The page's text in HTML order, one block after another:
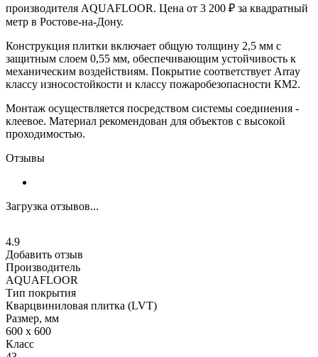
производителя AQUAFLOOR. Цена от 3 200 ₽ за квадратный
метр в Ростове-на-Дону.
Конструкция плитки включает общую толщину 2,5 мм с
защитным слоем 0,55 мм, обеспечивающим устойчивость к
механическим воздействиям. Покрытие соответствует Array
классу износостойкости и классу пожаробезопасности КМ2.
Монтаж осуществляется посредством системы соединения -
клеевое. Материал рекомендован для объектов с высокой
проходимостью.
Отзывы
Загрузка отзывов...
4.9
Добавить отзыв
Производитель
AQUAFLOOR
Тип покрытия
Кварцвиниловая плитка (LVT)
Размер, мм
600 х 600
Класс